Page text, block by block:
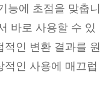
능에 초점을 맞춥니
바로 사용할 수 있
인 변환 결과를 원
인 사용에 매끄럽